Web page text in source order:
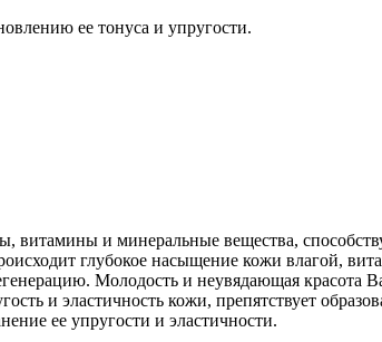
ее тонуса и упругости.
витамины и минеральные вещества,
глубокое насыщение кожи влагой,
Молодость и неувядающая
и эластичность кожи, препятствует
ее упругости и эластичности.